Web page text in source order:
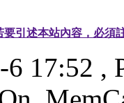
要引述本站內容，必須
17:52 ,